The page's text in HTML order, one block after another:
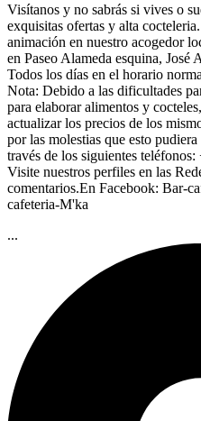
Visítanos y no sabrás si vives o
exquisitas ofertas y alta
animación en nuestro acogedor
en Paseo Alameda esquina, José
Todos los días en el horario
Nota: Debido a las dificultades
para elaborar alimentos y
actualizar los precios de los
por las molestias que esto
través de los siguientes
Visite nuestros perfiles en las
comentarios.En Facebook: Bar-
cafeteria-M'ka
...